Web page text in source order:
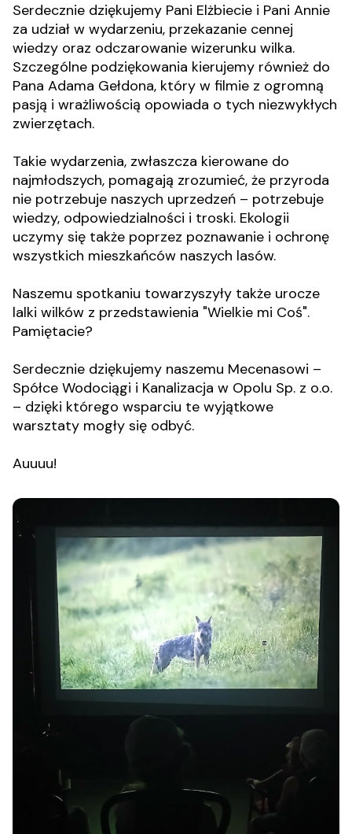
Serdecznie dziękujemy Pani Elżbiecie i Pani Annie
za udział w wydarzeniu, przekazanie cennej
wiedzy oraz odczarowanie wizerunku wilka.
Szczególne podziękowania kierujemy również do
Pana Adama Gełdona, który w filmie z ogromną
pasją i wrażliwością opowiada o tych niezwykłych
zwierzętach.
Takie wydarzenia, zwłaszcza kierowane do
najmłodszych, pomagają zrozumieć, że przyroda
nie potrzebuje naszych uprzedzeń – potrzebuje
wiedzy, odpowiedzialności i troski. Ekologii
uczymy się także poprzez poznawanie i ochronę
wszystkich mieszkańców naszych lasów.
Naszemu spotkaniu towarzyszyły także urocze
lalki wilków z przedstawienia "Wielkie mi Coś".
Pamiętacie?
Serdecznie dziękujemy naszemu Mecenasowi –
Spółce Wodociągi i Kanalizacja w Opolu Sp. z o.o.
– dzięki którego wsparciu te wyjątkowe
warsztaty mogły się odbyć.
Auuuu!